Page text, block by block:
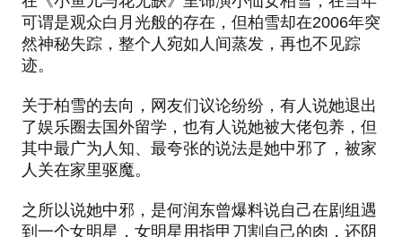
可谓是观众白月光般的存在，但柏雪却在2006年突
然神秘失踪，整个人宛如人间蒸发，再也不见踪
迹。
关于柏雪的去向，网友们议论纷纷，有人说她退出
了娱乐圈去国外留学，也有人说她被大佬包养，但
其中最广为人知、最夸张的说法是她中邪了，被家
人关在家里驱魔。
之所以说她中邪，是何润东曾爆料说自己在剧组遇
到一个女明星，女明星用指甲刀割自己的肉，还阴